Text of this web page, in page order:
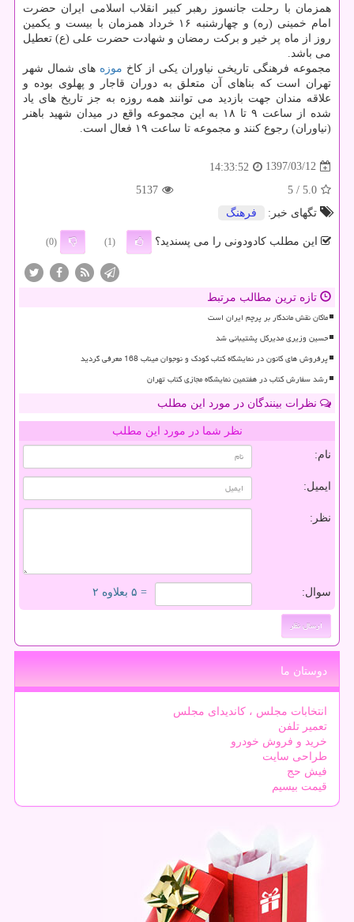
همزمان با رحلت جانسوز رهبر كبیر انقلاب اسلامی ایران حضرت
امام خمینی (ره) و چهارشنبه ۱۶ خرداد همزمان با بیست و یكمین
روز از ماه پر خیر و بركت رمضان و شهادت حضرت علی (ع) تعطیل
می باشد.
مجموعه فرهنگی تاریخی نیاوران یكی از كاخ موزه های شمال شهر
تهران است كه بناهای آن متعلق به دوران قاجار و پهلوی بوده و
علاقه مندان جهت بازدید می توانند همه روزه به جز تاریخ های یاد
شده از ساعت ۹ تا ۱۸ به این مجموعه واقع در میدان شهید باهنر
(نیاوران) رجوع كنند و مجموعه تا ساعت ۱۹ فعال است.
1397/03/12
14:33:52
5.0
/ 5
5137
تگهای خبر:
فرهنگ
این مطلب کادودونی را می پسندید؟ (1)
(0)
تازه ترین مطالب مرتبط
ماکان نقش ماندگار بر پرچم ایران است
حسین وزیری مدیرکل پشتیبانی شد
پرفروش های کانون در نمایشگاه کتاب کودک و نوجوان میناب 168 معرفی گردید
رشد سفارش کتاب در هفتمین نمایشگاه مجازی کتاب تهران
نظرات بینندگان در مورد این مطلب
نظر شما در مورد این مطلب
نام:
ایمیل:
نظر:
سوال: = ۵ بعلاوه ۲
دوستان ما
انتخابات مجلس ، کاندیدای مجلس
تعمیر تلفن
خرید و فروش خودرو
طراحی سایت
فیش حج
قیمت بیسیم